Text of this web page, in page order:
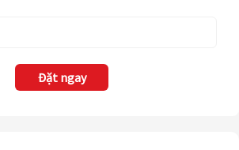
Đặt ngay